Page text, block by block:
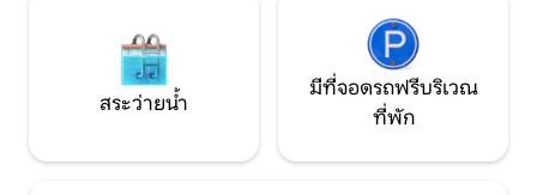
สระว่ายน้ำ
มีที่จอดรถฟรีบริเวณ
ที่พัก